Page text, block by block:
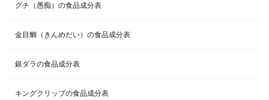
グチ（愚痴）の食品成分表
金目鯛（きんめだい）の食品成分表
銀ダラの食品成分表
キングクリップの食品成分表